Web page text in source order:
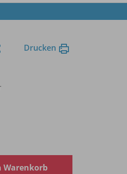
Drucken
Warenkorb